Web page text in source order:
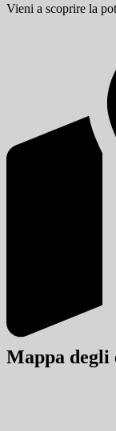
Vieni a scoprire la
Mappa degli